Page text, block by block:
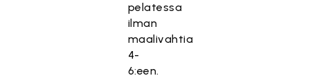
pelatessa
ilman
maalivahtia
4-
6:een.